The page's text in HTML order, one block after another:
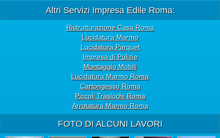
Altri Servizi Impresa Edile Roma:
Ristrutturazione Casa Roma
Lucidatura Marmo
Lucidatura Parquet
Impresa di Pulizie
Montaggio Mobili
Lucidatura Marmo Roma
Cartongesso Roma
Piccoli Traslochi Roma
Arrotatura Marmo Roma
FOTO DI ALCUNI LAVORI